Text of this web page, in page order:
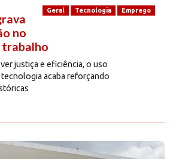
Geral Tecnologia Emprego
no
trabalho
justiça e eficiência, o uso
acaba reforçando